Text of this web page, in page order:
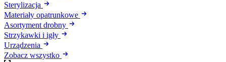
Sterylizacja
Materiały opatrunkowe
Asortyment drobny
Strzykawki i igły
Urządzenia
Zobacz wszystko